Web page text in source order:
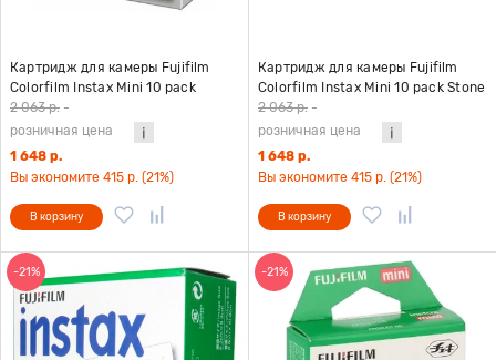
Картридж для камеры Fujifilm
Colorfilm Instax Mini 10 pack
Monochrome
2 063 р. -
розничная цена
1 648 р.
Вы экономите 415 р. (21%)
В корзину
Картридж для камеры Fujifilm
Colorfilm Instax Mini 10 pack Stone
Gray
2 063 р. -
розничная цена
1 648 р.
Вы экономите 415 р. (21%)
В корзину
-21% -21%